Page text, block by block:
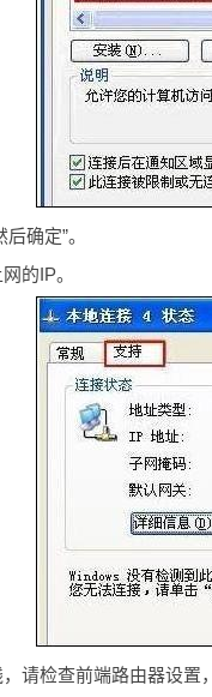
确定”。
的IP。
请检查前端路由器设置